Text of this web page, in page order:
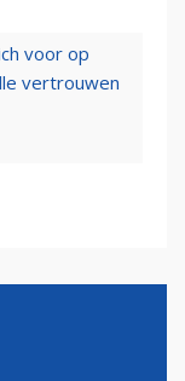
voor op
vertrouwen